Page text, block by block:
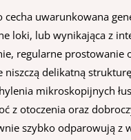
uwarunkowana
loki, lub wynikająca z
regularne prostowanie
niszczą delikatną
mikroskopijnych
z otoczenia oraz
szybko odparowują z